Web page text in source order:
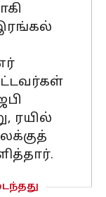
ரயில்